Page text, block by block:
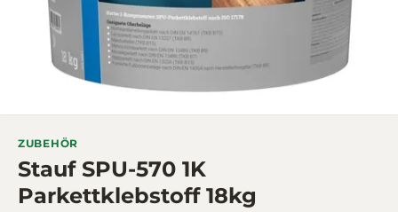
ZUBEHÖR
Stauf SPU-570 1K
Parkettklebstoff 18kg